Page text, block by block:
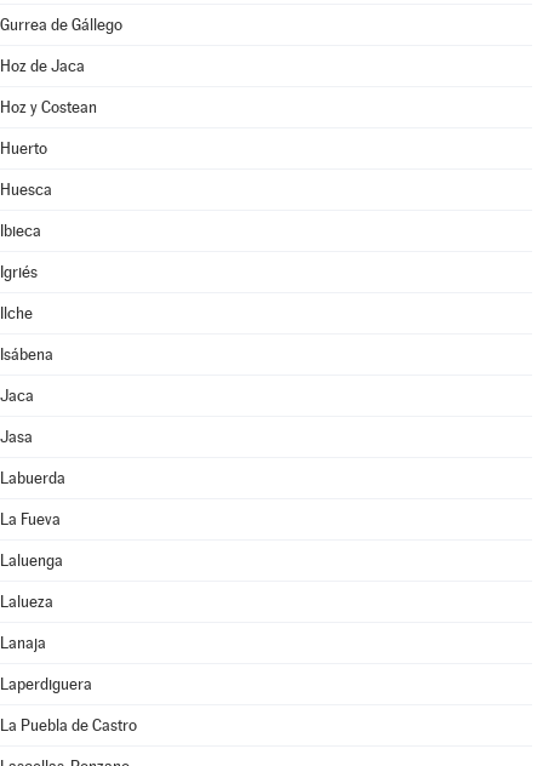
Gurrea de Gállego
Hoz de Jaca
Hoz y Costean
Huerto
Huesca
Ibieca
Igriés
Ilche
Isábena
Jaca
Jasa
Labuerda
La Fueva
Laluenga
Lalueza
Lanaja
Laperdiguera
La Puebla de Castro